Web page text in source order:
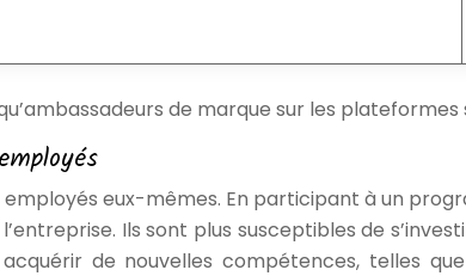
de marque sur les plateformes
eux-mêmes. En participant à un
Ils sont plus susceptibles de
de nouvelles compétences, telles